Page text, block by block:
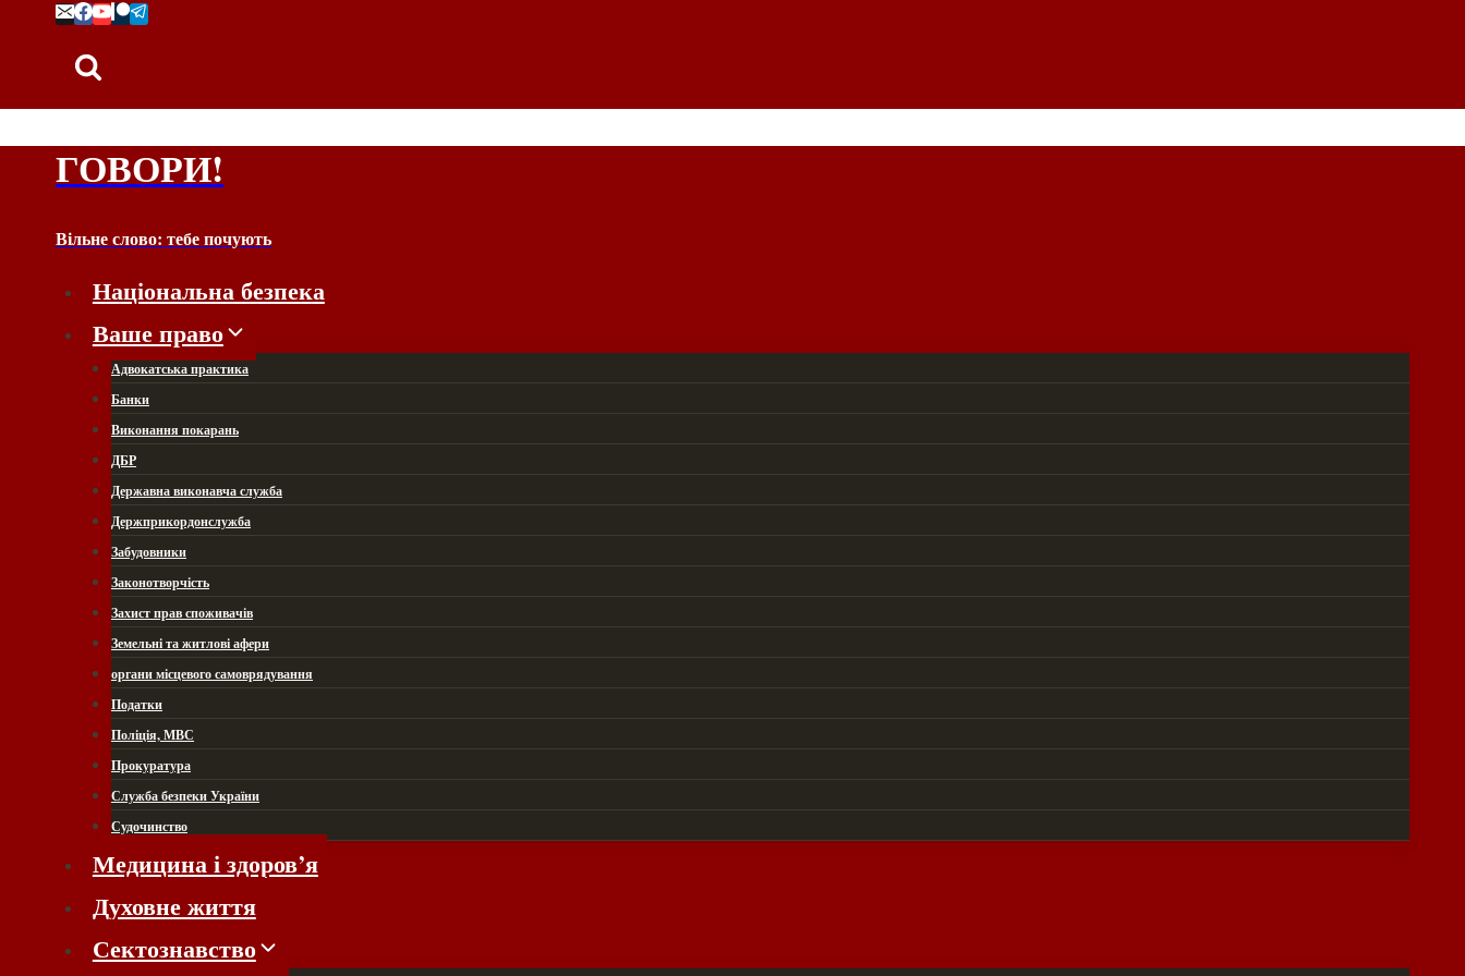
Перейти
ГОВОРИ!
Вільне слово: тебе почують
Національна безпека
Ваше право
Адвокатська практика
Банки
Виконання покарань
ДБР
Державна виконавча служба
Держприкордонслужба
Забудовники
Законотворчість
Захист прав споживачів
Земельні та житлові афери
органи місцевого самоврядування
Податки
Поліція, МВС
Прокуратура
Служба безпеки України
Судочинство
Медицина і здоров’я
Духовне життя
Сектознавство